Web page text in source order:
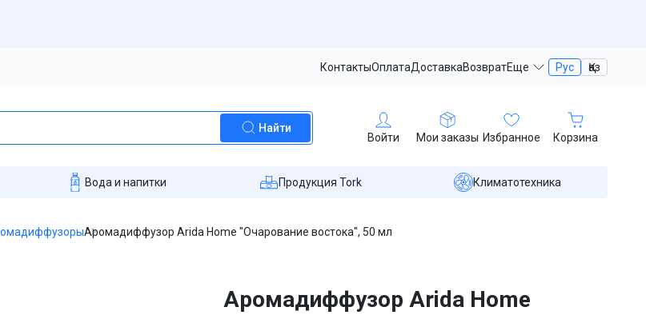
КонтактыОплатаДоставкаВозвратЕще Рус Қаз
Найти
Войти Мои заказы Избранное Корзина
Вода и напитки Продукция Tork Климатотехника
Аромадиффузор Arida Home "Очарование востока", 50 мл
Аромадиффузор Arida Home